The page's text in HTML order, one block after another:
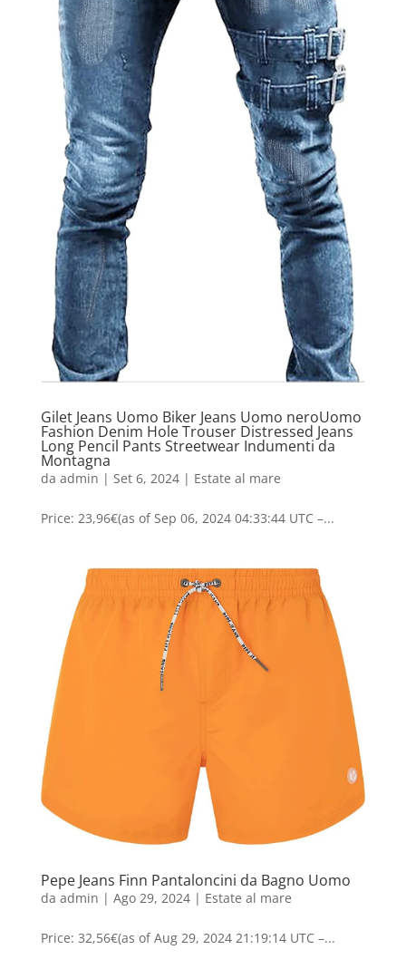
Gilet Jeans Uomo Biker Jeans Uomo neroUomo
Fashion Denim Hole Trouser Distressed Jeans
Long Pencil Pants Streetwear Indumenti da
Montagna
da admin | Set 6, 2024| Estate al mare
Price: 23,96€(as of Sep 06, 2024 04:33:44 UTC –...
Pepe Jeans Finn Pantaloncini da Bagno Uomo
da admin | Ago 29, 2024| Estate al mare
Price: 32,56€(as of Aug 29, 2024 21:19:14 UTC –...